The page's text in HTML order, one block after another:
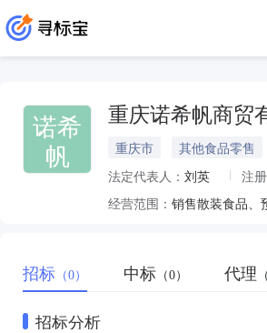
诺希
帆
重庆诺希帆商贸
重庆市 其他食品零售
法定代表人： 刘英 注
经营范围：
招标 （0） 中标 （0） 代理
招标分析